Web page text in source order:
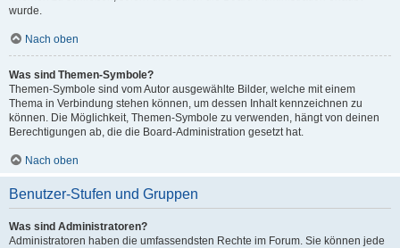
wurde.
Nach oben
Was sind Themen-Symbole?
Themen-Symbole sind vom Autor ausgewählte Bilder, welche mit einem
Thema in Verbindung stehen können, um dessen Inhalt kennzeichnen zu
können. Die Möglichkeit, Themen-Symbole zu verwenden, hängt von deinen
Berechtigungen ab, die die Board-Administration gesetzt hat.
Nach oben
Benutzer-Stufen und Gruppen
Was sind Administratoren?
Administratoren haben die umfassendsten Rechte im Forum. Sie können jede